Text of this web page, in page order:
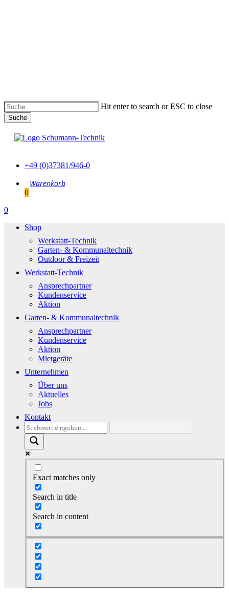
Hit enter to search or ESC to close
Suche
schließen
+49 (0)37381/946-0
0
Menu
0
Shop
Werkstatt-Technik
Garten- & Kommunaltechnik
Outdoor & Freizeit
Werkstatt-Technik
Ansprechpartner
Kundenservice
Aktion
Garten- & Kommunaltechnik
Ansprechpartner
Kundenservice
Aktion
Mietgeräte
Unternehmen
Über uns
Aktuelles
Jobs
Kontakt
Exact matches only
Search in title
Search in content